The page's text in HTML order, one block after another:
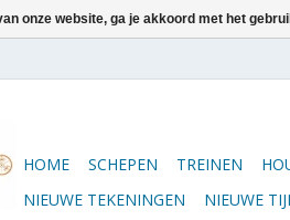
HOME SCHEPEN TREINEN
NIEUWE TEKENINGEN
NIEUWE
onze website, ga je akkoord met het